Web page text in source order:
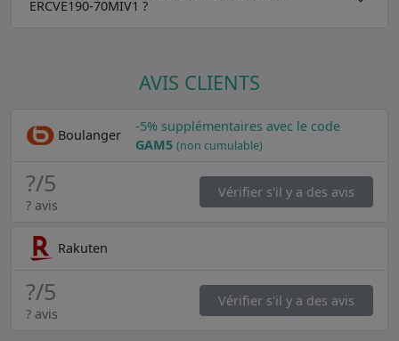
ERCVE190-70MIV1 ?
AVIS CLIENTS
Boulanger
-5% supplémentaires avec le code
GAM5 (non cumulable)
?/5
? avis
Vérifier s'il y a des avis
Rakuten
?/5
? avis
Vérifier s'il y a des avis